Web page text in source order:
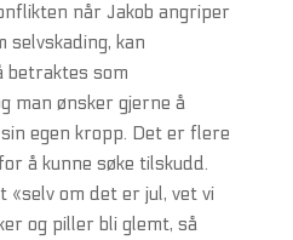
når Jakob angriper
selvskading, kan
som
man ønsker gjerne å
egen kropp. Det er flere
å kunne søke tilskudd.
«selv om det er jul, vet vi
og piller bli glemt, så